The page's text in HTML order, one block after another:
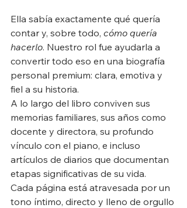
Ella sabía exactamente qué quería
contar y, sobre todo, cómo quería
hacerlo. Nuestro rol fue ayudarla a
convertir todo eso en una biografía
personal premium: clara, emotiva y
fiel a su historia.
A lo largo del libro conviven sus
memorias familiares, sus años como
docente y directora, su profundo
vínculo con el piano, e incluso
artículos de diarios que documentan
etapas significativas de su vida.
Cada página está atravesada por un
tono íntimo, directo y lleno de orgullo